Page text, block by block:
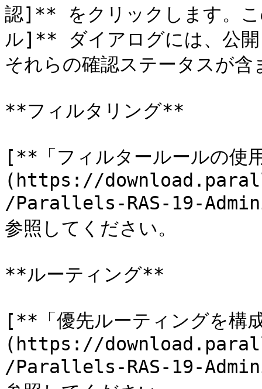
認]** をクリックします。
ル]** ダイアログには、公開
それらの確認ステータスが含
**フィルタリング**
[**「フィルタールールの使
(https://
/Parallels-RAS-19-
参照してください。
**ルーティング**
[**「優先ルーティングを構
(https://
/Parallels-RAS-19-